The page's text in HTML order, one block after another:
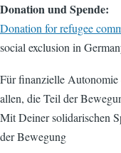
Donation und Spende:
Donation for refugee
social exclusion in
Für finanzielle
allen, die Teil der
Mit Deiner solidarischen
der Bewegung